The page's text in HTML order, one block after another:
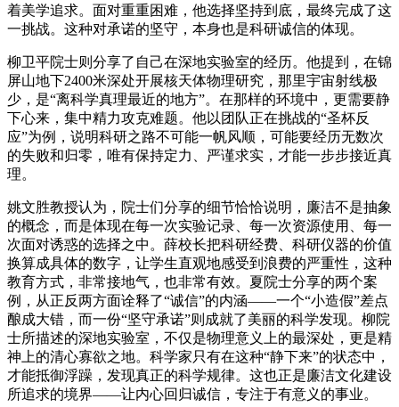
着美学追求。面对重重困难，他选择坚持到底，最终完成了这
一挑战。这种对承诺的坚守，本身也是科研诚信的体现。
柳卫平院士则分享了自己在深地实验室的经历。他提到，在锦
屏山地下2400米深处开展核天体物理研究，那里宇宙射线极
少，是“离科学真理最近的地方”。在那样的环境中，更需要静
下心来，集中精力攻克难题。他以团队正在挑战的“圣杯反
应”为例，说明科研之路不可能一帆风顺，可能要经历无数次
的失败和归零，唯有保持定力、严谨求实，才能一步步接近真
理。
姚文胜教授认为，院士们分享的细节恰恰说明，廉洁不是抽象
的概念，而是体现在每一次实验记录、每一次资源使用、每一
次面对诱惑的选择之中。薛校长把科研经费、科研仪器的价值
换算成具体的数字，让学生直观地感受到浪费的严重性，这种
教育方式，非常接地气，也非常有效。夏院士分享的两个案
例，从正反两方面诠释了“诚信”的内涵——一个“小造假”差点
酿成大错，而一份“坚守承诺”则成就了美丽的科学发现。柳院
士所描述的深地实验室，不仅是物理意义上的最深处，更是精
神上的清心寡欲之地。科学家只有在这种“静下来”的状态中，
才能抵御浮躁，发现真正的科学规律。这也正是廉洁文化建设
所追求的境界——让内心回归诚信，专注于有意义的事业。